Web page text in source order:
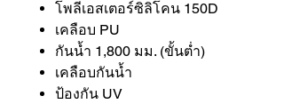
โพลีเอสเตอร์ซิลิโคน 150D
เคลือบ PU
กันน้ำ 1,800 มม. (ขั้นต่ำ)
เคลือบกันน้ำ
ป้องกัน UV